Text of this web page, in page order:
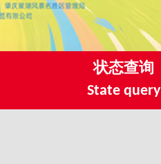
状态查询
State query